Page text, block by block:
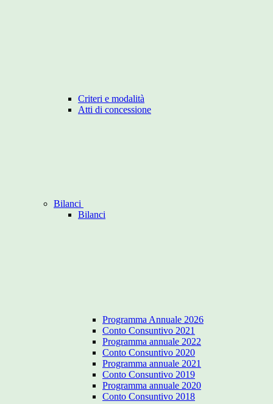
Criteri e modalità
Atti di concessione
Bilanci
Bilanci
Programma Annuale 2026
Conto Consuntivo 2021
Programma annuale 2022
Conto Consuntivo 2020
Programma annuale 2021
Conto Consuntivo 2019
Programma annuale 2020
Conto Consuntivo 2018